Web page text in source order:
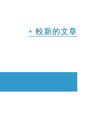
較新的文章